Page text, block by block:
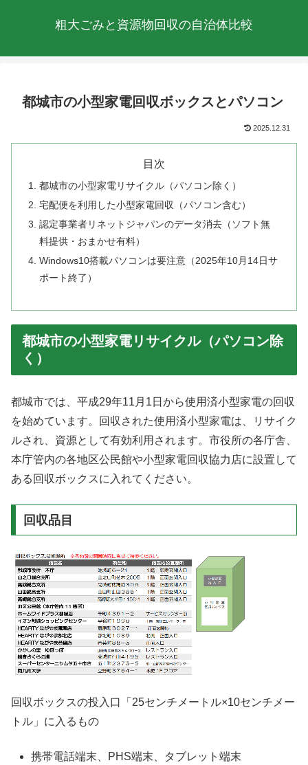
粗大ごみと資源物回収の自治体比較
都城市の小型家電回収ボックスとパソコン
2025.12.31
目次
都城市の小型家電リサイクル（パソコン除く）
宅配便を利用した小型家電回収（パソコン含む）
認定事業者リネットジャパンのデータ消去（ソフト無
料提供・おまかせ有料）
Windows10搭載パソコンは要注意（2025年10月14日サ
ポート終了）
都城市の小型家電リサイクル（パソコン除
く）
都城市では、平成29年11月1日から使用済小型家電の回収
を始めています。回収された使用済小型家電は、リサイク
ルされ、資源として有効利用されます。市役所の各庁舎、
本庁管内の各地区公民館や小型家電回収協力店に設置して
ある回収ボックスに入れてください。
回収品目
回収ボックスの投入口「25センチメートル×10センチメー
トル」に入るもの
携帯電話端末、PHS端末、タブレット端末